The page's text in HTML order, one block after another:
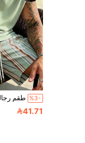
%3-
41.71